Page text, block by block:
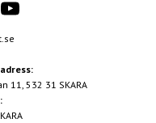
11, 532 31 SKARA